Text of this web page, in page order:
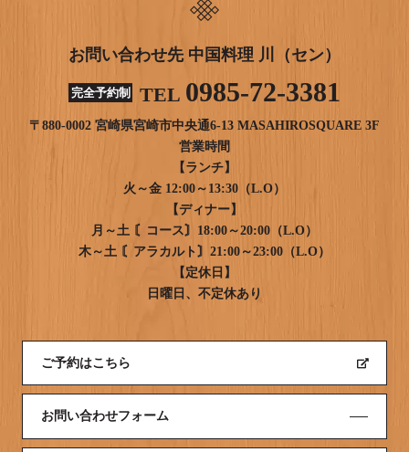
お問い合わせ先 中国料理 川（セン）
完全予約制 TEL 0985-72-3381
〒880-0002 宮崎県宮崎市中央通6-13 MASAHIROSQUARE 3F
営業時間
【ランチ】
火～金 12:00～13:30（L.O）
【ディナー】
月～土 〘コース〙18:00～20:00（L.O）
木～土 〘アラカルト〙21:00～23:00（L.O）
【定休日】
日曜日、不定休あり
ご予約はこちら
お問い合わせフォーム